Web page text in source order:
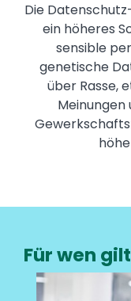
Die
ein höheres
sensible
genetische
über Rasse,
Meinungen
Für wen
Media
Image